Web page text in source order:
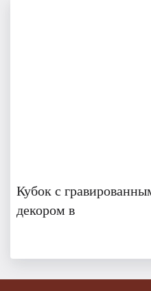
Кубок с
декором в